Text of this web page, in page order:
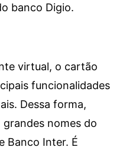
banco Digio.
virtual, o cartão
funcionalidades
Dessa forma,
nomes do
Banco Inter. É